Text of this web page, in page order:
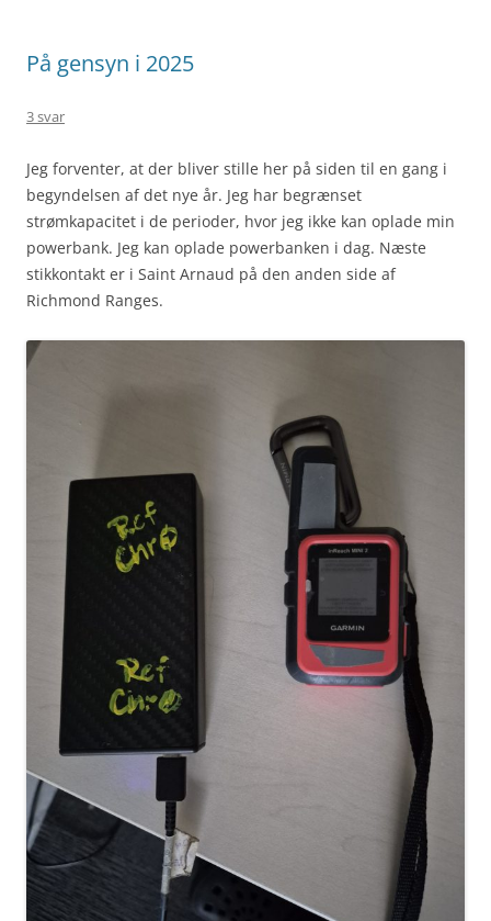
På gensyn i 2025
3 svar
Jeg forventer, at der bliver stille her på siden til en gang i
begyndelsen af det nye år. Jeg har begrænset
strømkapacitet i de perioder, hvor jeg ikke kan oplade min
powerbank. Jeg kan oplade powerbanken i dag. Næste
stikkontakt er i Saint Arnaud på den anden side af
Richmond Ranges.